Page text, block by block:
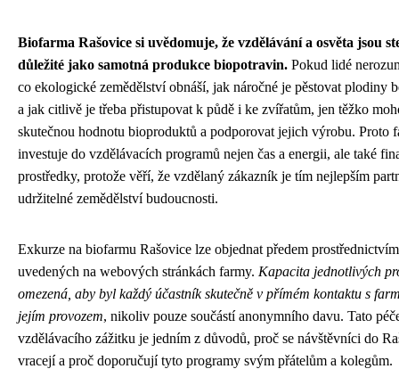
Biofarma Rašovice si uvědomuje, že vzdělávání a osvěta jsou
důležité jako samotná produkce biopotravin. Pokud lidé
co ekologické zemědělství obnáší, jak náročné je pěstovat plodiny
a jak citlivě je třeba přistupovat k půdě i ke zvířatům, jen těžko
skutečnou hodnotu bioproduktů a podporovat jejich výrobu. Proto
investuje do vzdělávacích programů nejen čas a energii, ale také
prostředky, protože věří, že vzdělaný zákazník je tím nejlepším
udržitelné zemědělství budoucnosti.
Exkurze na biofarmu Rašovice lze objednat předem
uvedených na webových stránkách farmy. Kapacita jednotlivých
omezená, aby byl každý účastník skutečně v přímém kontaktu s
jejím provozem, nikoliv pouze součástí anonymního davu. Tato
vzdělávacího zážitku je jedním z důvodů, proč se návštěvníci do
vracejí a proč doporučují tyto programy svým přátelům a kolegům.